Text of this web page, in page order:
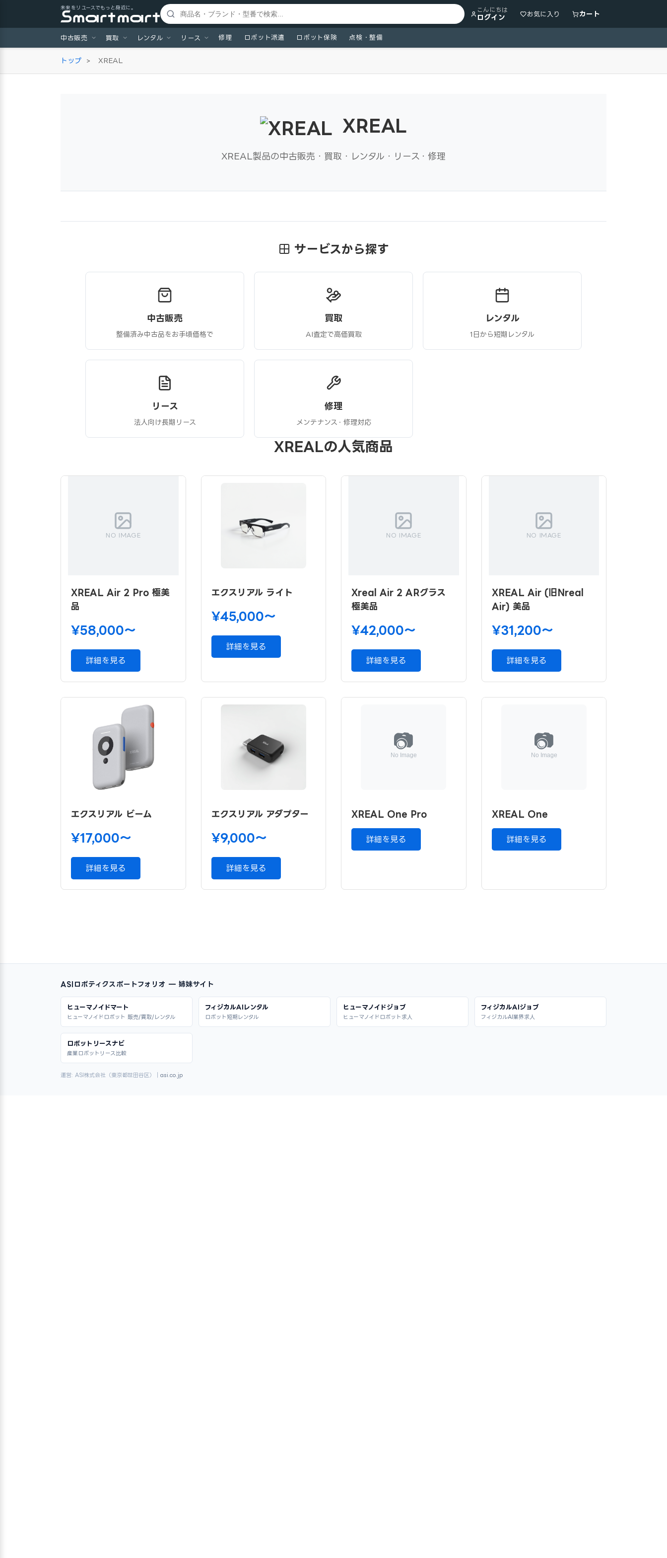
未来をリユースでもっと身近に。 こんにちは
ログイン お気に入り カート
中古販売 買取 レンタル リース 修理 ロボット派遣 ロボット保険 点検・整備
トップ > XREAL
XREAL
XREAL製品の中古販売・買取・レンタル・リース・修理
サービスから探す
中古販売
整備済み中古品をお手頃価格で
買取
AI査定で高価買取
レンタル
1日から短期レンタル
リース
法人向け長期リース
修理
メンテナンス・修理対応
XREALの人気商品
NO IMAGE
XREAL Air 2 Pro 極美
品
¥58,000〜
詳細を見る
エクスリアル ライト
¥45,000〜
詳細を見る
NO IMAGE
Xreal Air 2 ARグラス
極美品
¥42,000〜
詳細を見る
NO IMAGE
XREAL Air (旧Nreal
Air) 美品
¥31,200〜
詳細を見る
エクスリアル ビーム
¥17,000〜
詳細を見る
エクスリアル アダプター
¥9,000〜
詳細を見る
XREAL One Pro
詳細を見る
XREAL One
詳細を見る
ASIロボティクスポートフォリオ — 姉妹サイト
ヒューマノイドマート
ヒューマノイドロボット 販売/買取/レンタル
フィジカルAIレンタル
ロボット短期レンタル
ヒューマノイドジョブ
ヒューマノイドロボット求人
フィジカルAIジョブ
フィジカルAI業界求人
ロボットリースナビ
産業ロボットリース比較
運営: ASI株式会社（東京都世田谷区）｜ asi.co.jp